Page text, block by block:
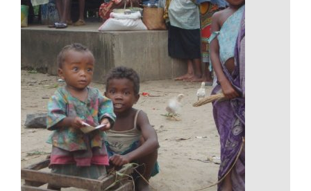
La pureté d’une fleur bleu